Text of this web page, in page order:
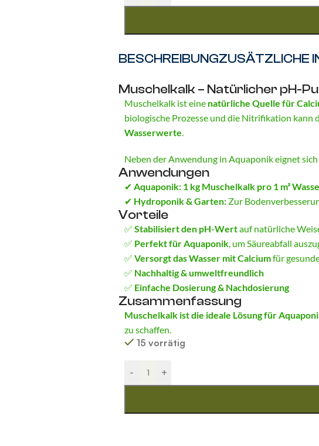
BESCHREIBUNGZUSÄTZLICHE
Muschelkalk – Natürlicher pH-
Muschelkalk ist eine natürliche Quelle für
biologische Prozesse und die Nitrifikation
Wasserwerte.
Neben der Anwendung in Aquaponik eignet
Anwendungen
✔ Aquaponik: 1 kg Muschelkalk pro 1 m³
✔ Hydroponik & Garten: Zur
Vorteile
✅ Stabilisiert den pH-Wertauf natürliche
✅ Perfekt für Aquaponik, um Säureabfall
✅ Versorgt das Wasser mit Calciumfür
✅ Nachhaltig & umweltfreundlich
✅ Einfache Dosierung & Nachdosierung
Zusammenfassung
Muschelkalk ist die ideale Lösung für
zu schaffen.
15 vorrätig
- +
Alternative: